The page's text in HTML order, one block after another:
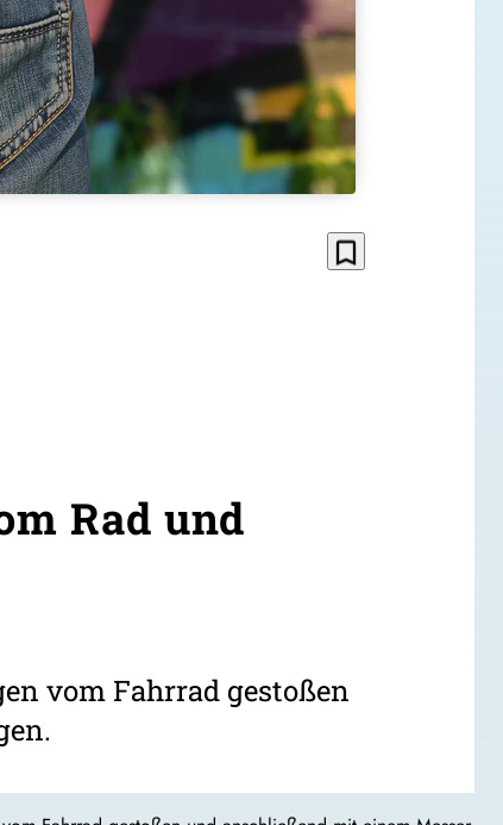
bookmark_border
Rad und
vom Fahrrad gestoßen